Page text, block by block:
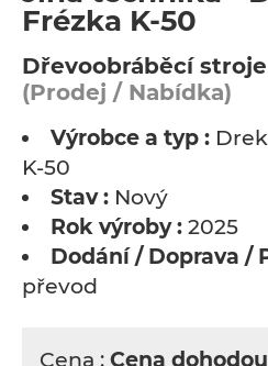
Frézka K-50
Dřevoobráběcí
(Prodej / Nabídka)
Výrobce a typ :
K-50
Stav : Nový
Rok výroby : 2025
Dodání / Doprava /
převod
Cena : Cena dohodou